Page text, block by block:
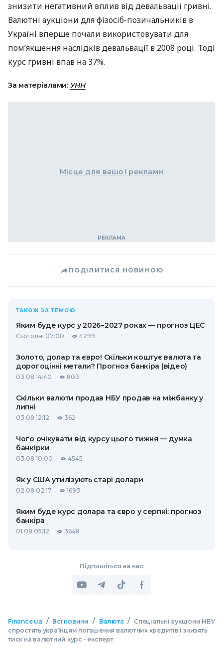
знизити негативний вплив від девальвації гривні.
Валютні аукціони для фізосіб-позичальників в
Україні вперше почали використовувати для
пом’якшення наслідків девальвації в 2008 році. Тоді
курс гривні впав на 37%.
За матеріалами: УНН
Місце для вашої реклами
ПОДІЛИТИСЯ НОВИНОЮ
ТАКОЖ ЗА ТЕМОЮ
Яким буде курс у 2026−2027 роках — прогноз ЦЕС
Сьогодні 07:00 4299
Золото, долар та євро! Скільки коштує валюта та
дорогоцінні метали? Прогноз банкіра (відео)
03.08 14:40 803
Скільки валюти продав НБУ продав на міжбанку у
липні
03.08 12:12 362
Чого очікувати від курсу цього тижня — думка
банкірки
03.08 10:00 4545
Як у США утилізують старі долари
02.08 02:17 1693
Яким буде курс долара та євро у серпні: прогноз
банкіра
01.08 05:12 3648
Підпишіться на нас
Finance.ua / Всі новини / Валюта / Спеціальні аукціони НБУ
спростять українцям погашення валютних кредитів і знизять
тиск на валютний курс - експерт